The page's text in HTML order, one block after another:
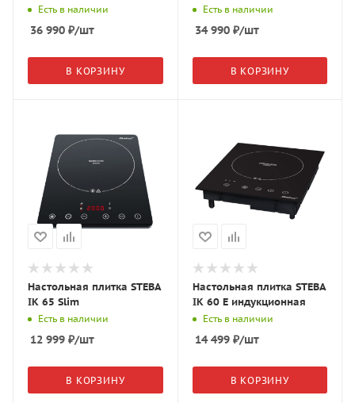
Есть в наличии
36 990 ₽/шт
В КОРЗИНУ
Есть в наличии
34 990₽/шт
В КОРЗИНУ
Настольная плитка STEBA
IK 65 Slim
Есть в наличии
12 999 ₽/шт
В КОРЗИНУ
Настольная плитка STEBA
IK 60 E индукционная
Есть в наличии
14 499₽/шт
В КОРЗИНУ